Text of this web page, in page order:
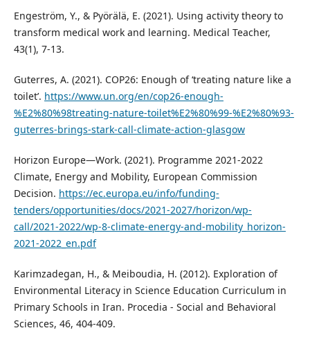
Engeström, Y., & Pyörälä, E. (2021). Using activity theory to
transform medical work and learning. Medical Teacher,
43(1), 7-13.
Guterres, A. (2021). COP26: Enough of ‘treating nature like a
toilet’. https://www.un.org/en/cop26-enough-
%E2%80%98treating-nature-toilet%E2%80%99-%E2%80%93-
guterres-brings-stark-call-climate-action-glasgow
Horizon Europe—Work. (2021). Programme 2021-2022
Climate, Energy and Mobility, European Commission
Decision. https://ec.europa.eu/info/funding-
tenders/opportunities/docs/2021-2027/horizon/wp-
call/2021-2022/wp-8-climate-energy-and-mobility_horizon-
2021-2022_en.pdf
Karimzadegan, H., & Meiboudia, H. (2012). Exploration of
Environmental Literacy in Science Education Curriculum in
Primary Schools in Iran. Procedia - Social and Behavioral
Sciences, 46, 404-409.